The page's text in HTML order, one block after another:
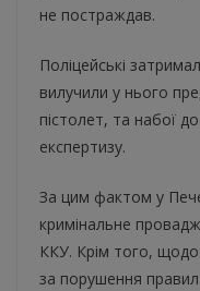
не постраждав.
Поліцейські
вилучили у нього
пістолет, та набої
експертизу.
За цим фактом у
кримінальне
ККУ. Крім того, щодо
за порушення